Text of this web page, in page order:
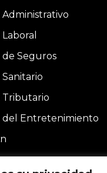
Seguros
Tributario
del Entretenimiento